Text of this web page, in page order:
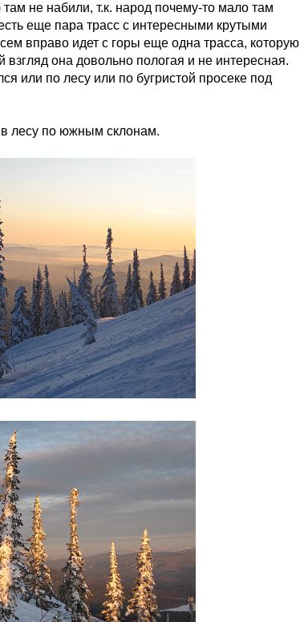
не набили, т.к. народ почему-то мало там
еще пара трасс с интересными крутыми
вправо идет с горы еще одна трасса, которую
она довольно пологая и не интересная.
или по лесу или по бугристой просеке под
в лесу по южным склонам.